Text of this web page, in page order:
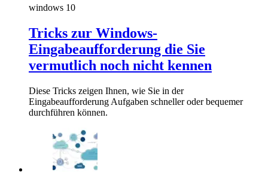
windows 10
Tricks zur Windows-
Eingabeaufforderung die Sie
vermutlich noch nicht kennen
Diese Tricks zeigen Ihnen, wie Sie in der
Eingabeaufforderung Aufgaben schneller oder bequemer
durchführen können.